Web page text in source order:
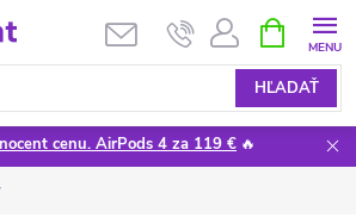
HĽADAŤ
KOŠÍK
cenu. AirPods 4 za 119 € 🔥